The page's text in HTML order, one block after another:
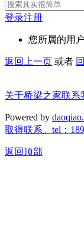
登录注册
您所属的用
返回上一页 或者
关于桥梁之家联系
Powered by
取得联系。tel：
返回顶部